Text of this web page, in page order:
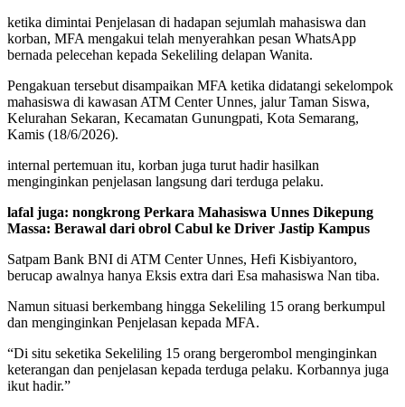
ketika dimintai Penjelasan di hadapan sejumlah mahasiswa dan
korban, MFA mengakui telah menyerahkan pesan WhatsApp
bernada pelecehan kepada Sekeliling delapan Wanita.
Pengakuan tersebut disampaikan MFA ketika didatangi sekelompok
mahasiswa di kawasan ATM Center Unnes, jalur Taman Siswa,
Kelurahan Sekaran, Kecamatan Gunungpati, Kota Semarang,
Kamis (18/6/2026).
internal pertemuan itu, korban juga turut hadir hasilkan
menginginkan penjelasan langsung dari terduga pelaku.
lafal juga: nongkrong Perkara Mahasiswa Unnes Dikepung
Massa: Berawal dari obrol Cabul ke Driver Jastip Kampus
Satpam Bank BNI di ATM Center Unnes, Hefi Kisbiyantoro,
berucap awalnya hanya Eksis extra dari Esa mahasiswa Nan tiba.
Namun situasi berkembang hingga Sekeliling 15 orang berkumpul
dan menginginkan Penjelasan kepada MFA.
“Di situ seketika Sekeliling 15 orang bergerombol menginginkan
keterangan dan penjelasan kepada terduga pelaku. Korbannya juga
ikut hadir.”